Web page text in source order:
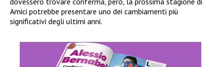
Amici potrebbe presentare uno dei cambiamenti più
significativi degli ultimi anni.